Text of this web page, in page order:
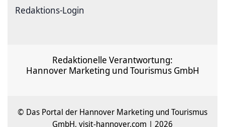
Redaktions-Login
Redaktionelle Verantwortung:
Hannover Marketing und Tourismus GmbH
© Das Portal der Hannover Marketing und Tourismus
GmbH, visit-hannover.com | 2026